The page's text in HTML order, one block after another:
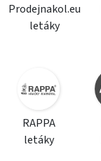
Prodejnakol.eu
letáky
RAPPA
letáky